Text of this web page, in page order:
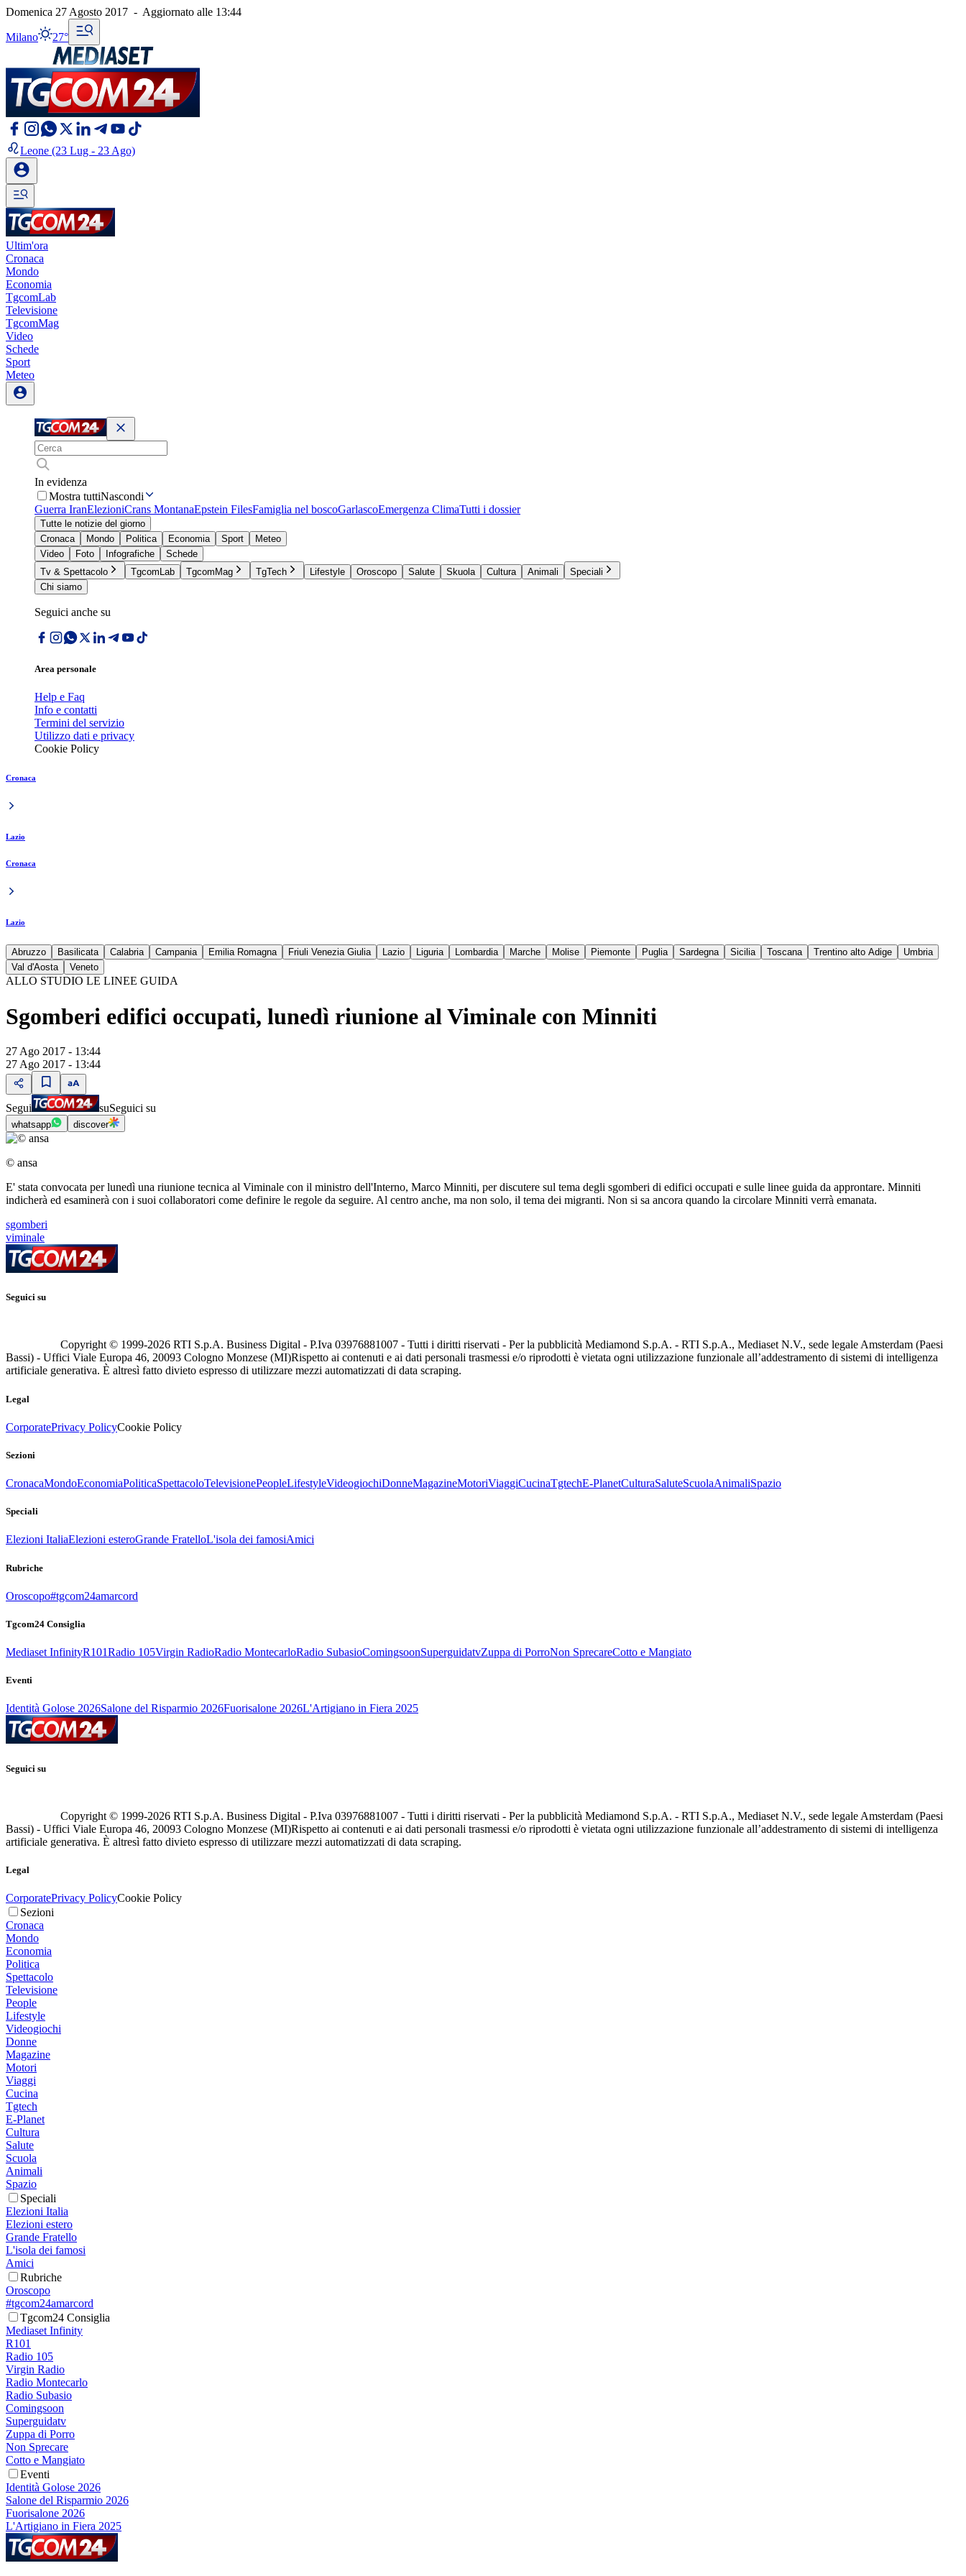
Domenica 27 Agosto 2017 - Aggiornato alle 13:44
Milano 27°
Leone (23 Lug - 23 Ago)
Ultim'ora
Cronaca
Mondo
Economia
TgcomLab
Televisione
TgcomMag
Video
Schede
Sport
Meteo
In evidenza
Mostra tuttiNascondi
Guerra IranElezioniCrans MontanaEpstein FilesFamiglia nel boscoGarlascoEmergenza ClimaTutti i dossier
Tutte le notizie del giorno
Cronaca
Mondo Politica Economia Sport
Meteo
Video
Foto Infografiche
Schede
Tv & Spettacolo
TgcomLab TgcomMag TgTech Lifestyle Oroscopo Salute Skuola Cultura Animali
Speciali
Chi siamo
Seguici anche su
Area personale
Help e Faq
Info e contatti
Termini del servizio
Utilizzo dati e privacy
Cookie Policy
Cronaca
Lazio
Cronaca
Lazio
Abruzzo Basilicata Calabria Campania Emilia Romagna Friuli Venezia Giulia Lazio Liguria Lombardia Marche Molise Piemonte Puglia Sardegna Sicilia Toscana Trentino alto Adige
Umbria
Val d'Aosta
Veneto
ALLO STUDIO LE LINEE GUIDA
Sgomberi edifici occupati, lunedì riunione al Viminale con Minniti
27 Ago 2017 - 13:44
27 Ago 2017 - 13:44
Segui suSeguici su
whatsapp discover
© ansa
E' stata convocata per lunedì una riunione tecnica al Viminale con il ministro dell'Interno, Marco Minniti, per discutere sul tema degli sgomberi di edifici occupati e sulle linee guida da approntare. Minniti
indicherà ed esaminerà con i suoi collaboratori come definire le regole da seguire. Al centro anche, ma non solo, il tema dei migranti. Non si sa ancora quando la circolare Minniti verrà emanata.
sgomberi
viminale
Seguici su
Copyright © 1999-2026 RTI S.p.A. Business Digital - P.Iva 03976881007 - Tutti i diritti riservati - Per la pubblicità Mediamond S.p.A. - RTI S.p.A., Mediaset N.V., sede legale Amsterdam (Paesi
Bassi) - Uffici Viale Europa 46, 20093 Cologno Monzese (MI)Rispetto ai contenuti e ai dati personali trasmessi e/o riprodotti è vietata ogni utilizzazione funzionale all’addestramento di sistemi di intelligenza
artificiale generativa. È altresì fatto divieto espresso di utilizzare mezzi automatizzati di data scraping.
Legal
CorporatePrivacy PolicyCookie Policy
Sezioni
CronacaMondoEconomiaPoliticaSpettacoloTelevisionePeopleLifestyleVideogiochiDonneMagazineMotoriViaggiCucinaTgtechE-PlanetCulturaSaluteScuolaAnimaliSpazio
Speciali
Elezioni ItaliaElezioni esteroGrande FratelloL'isola dei famosiAmici
Rubriche
Oroscopo#tgcom24amarcord
Tgcom24 Consiglia
Mediaset InfinityR101Radio 105Virgin RadioRadio MontecarloRadio SubasioComingsoonSuperguidatvZuppa di PorroNon SprecareCotto e Mangiato
Eventi
Identità Golose 2026Salone del Risparmio 2026Fuorisalone 2026L'Artigiano in Fiera 2025
Seguici su
Copyright © 1999-2026 RTI S.p.A. Business Digital - P.Iva 03976881007 - Tutti i diritti riservati - Per la pubblicità Mediamond S.p.A. - RTI S.p.A., Mediaset N.V., sede legale Amsterdam (Paesi
Bassi) - Uffici Viale Europa 46, 20093 Cologno Monzese (MI)Rispetto ai contenuti e ai dati personali trasmessi e/o riprodotti è vietata ogni utilizzazione funzionale all’addestramento di sistemi di intelligenza
artificiale generativa. È altresì fatto divieto espresso di utilizzare mezzi automatizzati di data scraping.
Legal
CorporatePrivacy PolicyCookie Policy
Sezioni
Cronaca
Mondo
Economia
Politica
Spettacolo
Televisione
People
Lifestyle
Videogiochi
Donne
Magazine
Motori
Viaggi
Cucina
Tgtech
E-Planet
Cultura
Salute
Scuola
Animali
Spazio
Speciali
Elezioni Italia
Elezioni estero
Grande Fratello
L'isola dei famosi
Amici
Rubriche
Oroscopo
#tgcom24amarcord
Tgcom24 Consiglia
Mediaset Infinity
R101
Radio 105
Virgin Radio
Radio Montecarlo
Radio Subasio
Comingsoon
Superguidatv
Zuppa di Porro
Non Sprecare
Cotto e Mangiato
Eventi
Identità Golose 2026
Salone del Risparmio 2026
Fuorisalone 2026
L'Artigiano in Fiera 2025